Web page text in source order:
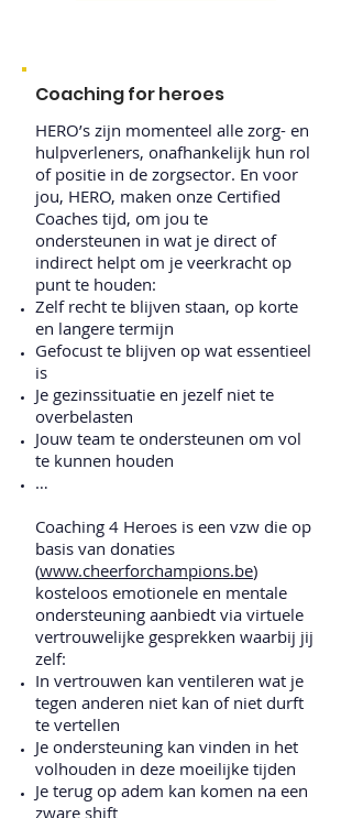
Coaching for heroes
HERO’s zijn momenteel alle zorg- en
hulpverleners, onafhankelijk hun rol
of positie in de zorgsector. En voor
jou, HERO, maken onze Certified
Coaches tijd, om jou te
ondersteunen in wat je direct of
indirect helpt om je veerkracht op
punt te houden:
Zelf recht te blijven staan, op korte
en langere termijn
Gefocust te blijven op wat essentieel
is
Je gezinssituatie en jezelf niet te
overbelasten
Jouw team te ondersteunen om vol
te kunnen houden
…
Coaching 4 Heroes is een vzw die op
basis van donaties
(www.cheerforchampions.be)
kosteloos emotionele en mentale
ondersteuning aanbiedt via virtuele
vertrouwelijke gesprekken waarbij jij
zelf:
In vertrouwen kan ventileren wat je
tegen anderen niet kan of niet durft
te vertellen
Je ondersteuning kan vinden in het
volhouden in deze moeilijke tijden
Je terug op adem kan komen na een
zware shift